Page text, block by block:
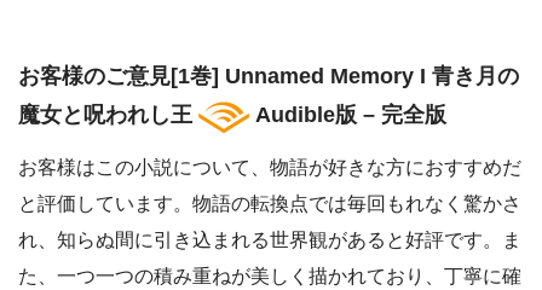
お客様のご意見[1巻] Unnamed Memory I 青き月の
魔女と呪われし王
Audible版 – 完全版
お客様はこの小説について、物語が好きな方におすすめだ
と評価しています。物語の転換点では毎回もれなく驚かさ
れ、知らぬ間に引き込まれる世界観があると好評です。ま
た、一つ一つの積み重ねが美しく描かれており、丁寧に確